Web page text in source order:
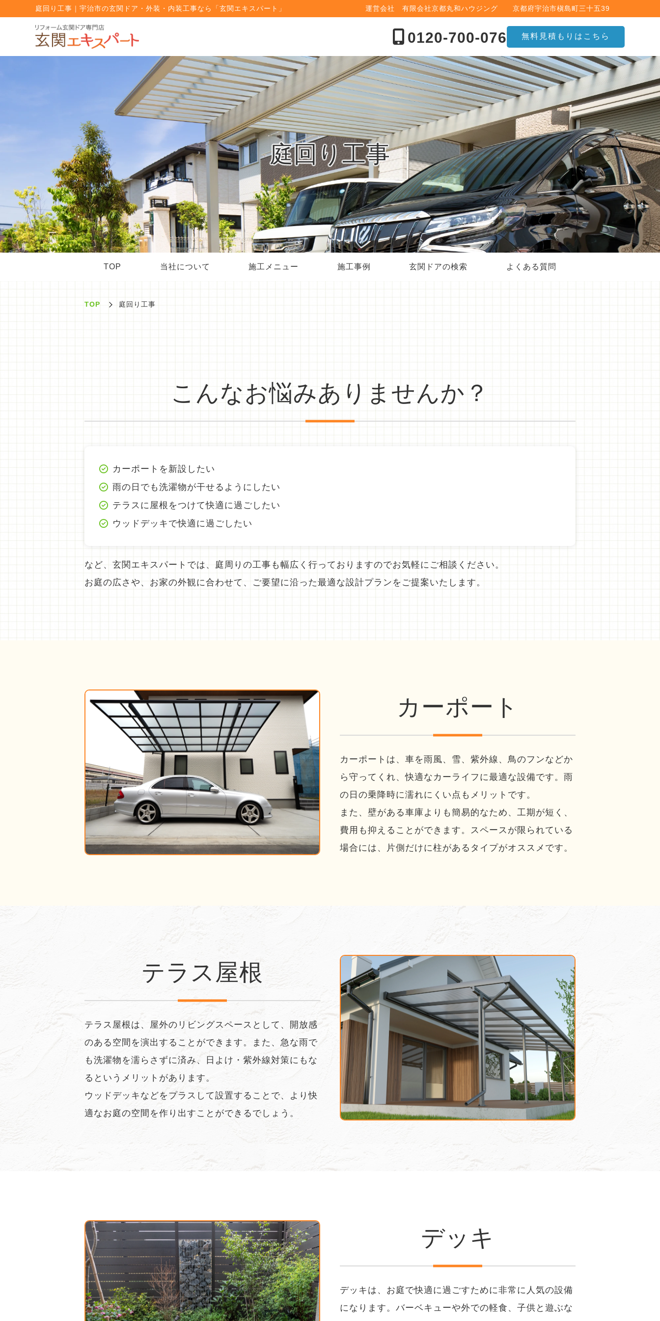
庭回り工事｜宇治市の玄関ドア・外装・内装工事なら「玄関エキスパート」 運営会社 有限会社京都丸和ハウジング 京都府宇治市槇島町三十五39
0120-700-076 無料見積もりはこちら
庭回り工事
TOP 当社について 施工メニュー 施工事例 玄関ドアの検索 よくある質問
TOP 庭回り工事
こんなお悩みありませんか？
カーポートを新設したい
雨の日でも洗濯物が干せるようにしたい
テラスに屋根をつけて快適に過ごしたい
ウッドデッキで快適に過ごしたい
など、玄関エキスパートでは、庭周りの工事も幅広く行っておりますのでお気軽にご相談ください。
お庭の広さや、お家の外観に合わせて、ご要望に沿った最適な設計プランをご提案いたします。
カーポート
カーポートは、車を雨風、雪、紫外線、鳥のフンなどか
ら守ってくれ、快適なカーライフに最適な設備です。雨
の日の乗降時に濡れにくい点もメリットです。
また、壁がある車庫よりも簡易的なため、工期が短く、
費用も抑えることができます。スペースが限られている
場合には、片側だけに柱があるタイプがオススメです。
テラス屋根
テラス屋根は、屋外のリビングスペースとして、開放感
のある空間を演出することができます。また、急な雨で
も洗濯物を濡らさずに済み、日よけ・紫外線対策にもな
るというメリットがあります。
ウッドデッキなどをプラスして設置することで、より快
適なお庭の空間を作り出すことができるでしょう。
デッキ
デッキは、お庭で快適に過ごすために非常に人気の設備
になります。バーベキューや外での軽食、子供と遊ぶな